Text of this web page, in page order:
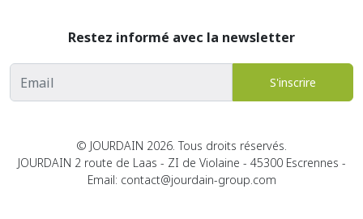
Restez informé avec la newsletter
Adresse email
S'inscrire
© JOURDAIN 2026. Tous droits réservés.
JOURDAIN 2 route de Laas - ZI de Violaine - 45300 Escrennes -
Email: contact@jourdain-group.com